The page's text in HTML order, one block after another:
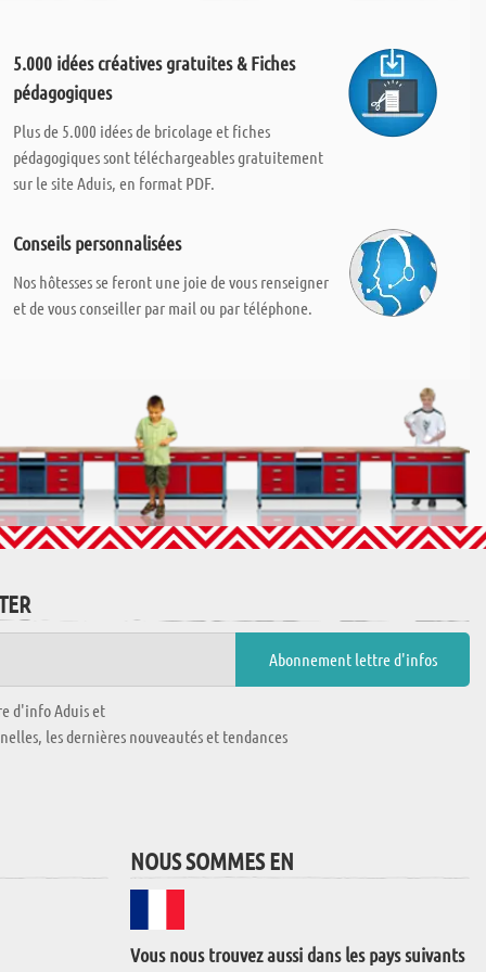
5.000 idées créatives gratuites & Fiches
pédagogiques
Plus de 5.000 idées de bricolage et fiches
pédagogiques sont téléchargeables gratuitement
sur le site Aduis, en format PDF.
Conseils personnalisées
Nos hôtesses se feront une joie de vous renseigner
et de vous conseiller par mail ou par téléphone.
d'info Aduis et
les dernières nouveautés et tendances
NOUS SOMMES EN
Vous nous trouvez aussi dans les pays suivants